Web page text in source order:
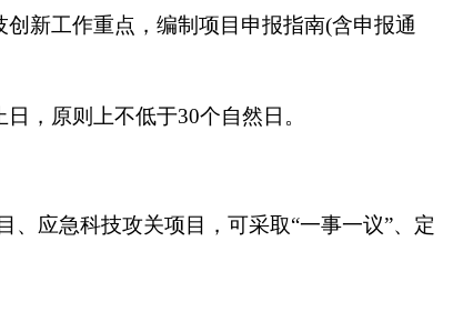
新工作重点，编制项目申报指南(含申报通
，原则上不低于30个自然日。
应急科技攻关项目，可采取“一事一议”、定